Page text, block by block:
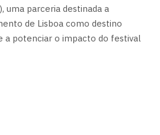
uma parceria destinada a
de Lisboa como destino
a potenciar o impacto do festival